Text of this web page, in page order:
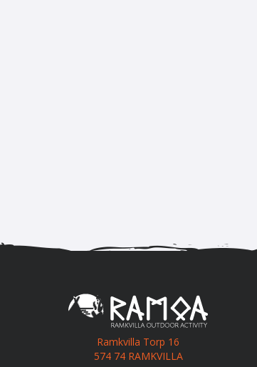
Ramkvilla Torp 16
574 74 RAMKVILLA